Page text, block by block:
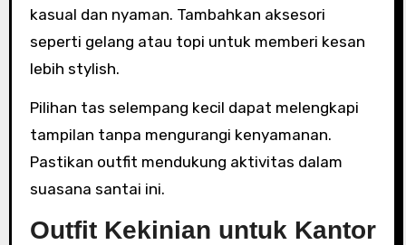
kasual dan nyaman. Tambahkan aksesori
seperti gelang atau topi untuk memberi kesan
lebih stylish.
Pilihan tas selempang kecil dapat melengkapi
tampilan tanpa mengurangi kenyamanan.
Pastikan outfit mendukung aktivitas dalam
suasana santai ini.
Outfit Kekinian untuk Kantor